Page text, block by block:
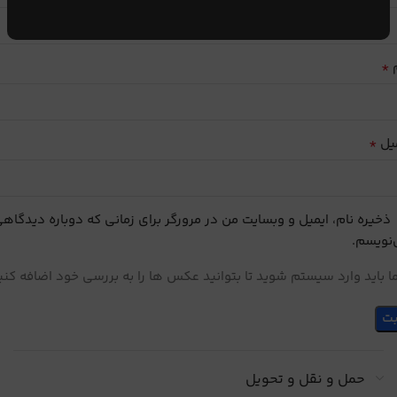
*
*
ذخیره نام، ایمیل و وبسایت من در مرورگر برای زمانی که دوباره
باید وارد سیستم شوید تا بتوانید عکس ها را به بررسی خود اضافه
حمل و نقل و تحویل